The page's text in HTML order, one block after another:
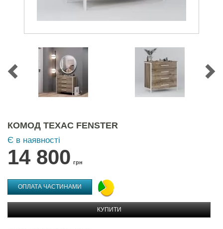
КОМОД ТЕХАС FENSTER
Є в наявності
14 800 грн
ОПЛАТА ЧАСТИНАМИ
КУПИТИ